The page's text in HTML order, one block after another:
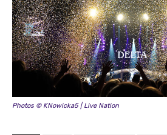
Photos © KNowicka5 | Live Nation